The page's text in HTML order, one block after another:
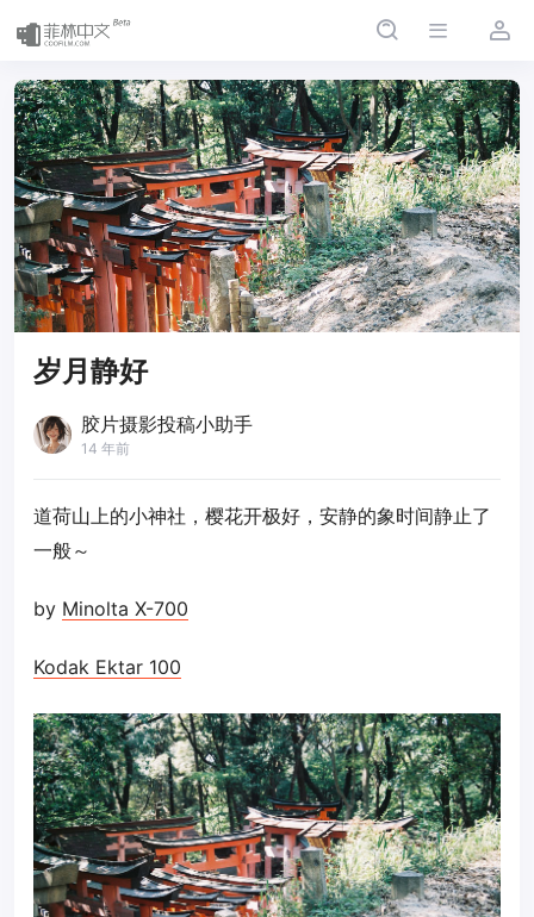
岁月静好
胶片摄影投稿小助手
14 年前
道荷山上的小神社，樱花开极好，安静的象时间静止了
一般～
by Minolta X-700
Kodak Ektar 100